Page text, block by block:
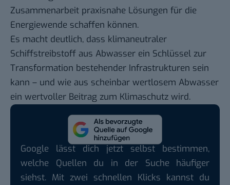
Zusammenarbeit praxisnahe Lösungen für die
Energiewende schaffen können.
Es macht deutlich, dass klimaneutraler
Schiffstreibstoff aus Abwasser ein Schlüssel zur
Transformation bestehender Infrastrukturen sein
kann – und wie aus scheinbar wertlosem Abwasser
ein wertvoller Beitrag zum Klimaschutz wird.
Google lässt dich jetzt selbst bestimmen,
welche Quellen du in der Suche häufiger
siehst. Mit zwei schnellen Klicks kannst du